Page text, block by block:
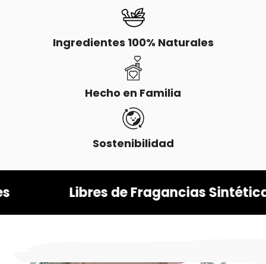
Ingredientes 100% Naturales
Hecho en Familia
Sostenibilidad
de Fragancias Sintéticas